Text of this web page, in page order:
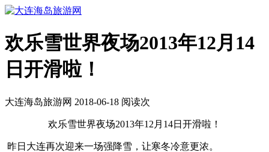
欢乐雪世界夜场2013年12月14
日开滑啦！
大连海岛旅游网 2018-06-18 阅读次
欢乐雪世界夜场2013年12月14日开滑啦！
昨日大连再次迎来一场强降雪，让寒冬冷意更浓。